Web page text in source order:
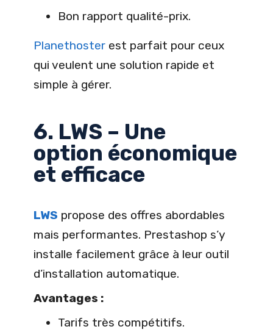
Bon rapport qualité-prix.
Planethoster est parfait pour ceux
qui veulent une solution rapide et
simple à gérer.
6. LWS – Une
option économique
et efficace
LWS propose des offres abordables
mais performantes. Prestashop s’y
installe facilement grâce à leur outil
d’installation automatique.
Avantages :
Tarifs très compétitifs.